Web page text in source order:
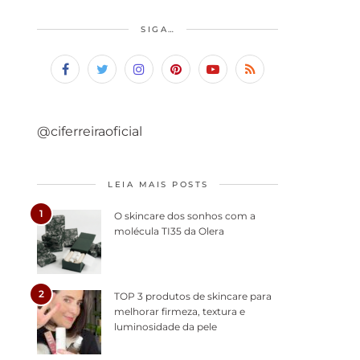
SIGA…
@ciferreiraoficial
LEIA MAIS POSTS
1
O skincare dos sonhos com a
molécula TI35 da Olera
2
TOP 3 produtos de skincare para
melhorar firmeza, textura e
luminosidade da pele